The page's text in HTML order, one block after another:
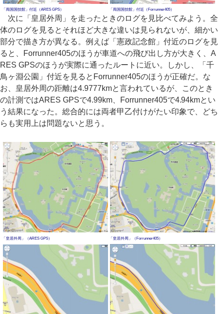
「両国国技館」付近（ARES GPS） 「両国国技館」付近（Forrunner405）
次に「皇居外周」を走ったときのログを見比べてみよう。全
体のログを見るとそれほど大きな違いは見られないが、細かい
部分で描き方が異なる。例えば「憲政記念館」付近のログを見
ると、Forrunner405のほうが車道への飛び出し方が大きく、A
RES GPSのほうが実際に通ったルートに近い。しかし、「千
鳥ヶ淵公園」付近を見るとForrunner405のほうが正確だ。な
お、皇居外周の距離は4.9777kmと言われているが、このとき
の計測ではARES GPSで4.99km、Forrunner405で4.94kmとい
う結果になった。総合的には両者甲乙付けがたい印象で、どち
らも実用上は問題ないと思う。
「皇居外周」（ARES GPS） 「皇居外周」（Forrunner405）